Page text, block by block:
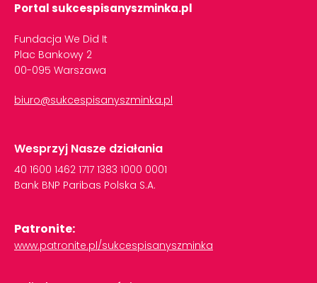
Portal sukcespisanyszminka.pl
Fundacja We Did It
Plac Bankowy 2
00-095 Warszawa
biuro@sukcespisanyszminka.pl
Wesprzyj Nasze działania
40 1600 1462 1717 1383 1000 0001
Bank BNP Paribas Polska S.A.
Patronite:
www.patronite.pl/sukcespisanyszminka